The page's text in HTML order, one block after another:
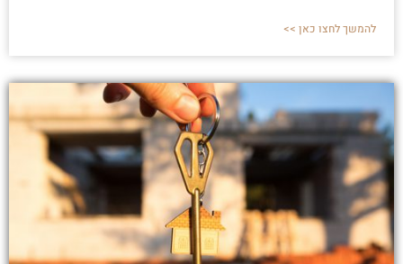
להמשך לחצו כאן >>